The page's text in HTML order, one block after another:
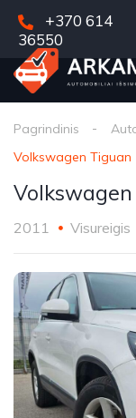
+370 614
36550
Pagrindinis
Volkswagen Tiguan
2011 Visureigis